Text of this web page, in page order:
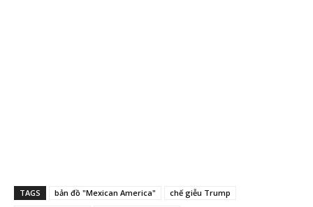
TAGS bản đồ "Mexican America" chế giễu Trump